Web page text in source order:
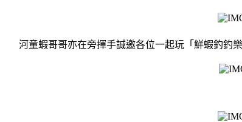
河童蝦哥哥亦在旁揮手誠邀各位一起玩「鮮蝦釣釣